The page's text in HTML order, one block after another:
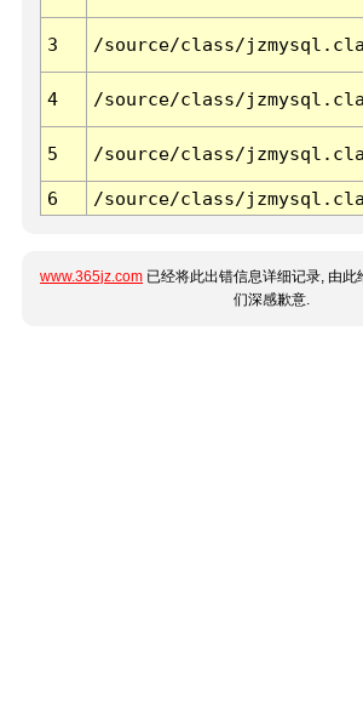
3 /source/class/
4 /source/class/
5 /source/class/
6 /source/class/
www.365jz.com 已经将此出错信息详细记录, 由
们深感歉意.